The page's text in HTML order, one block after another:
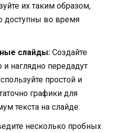
их таким образом,
доступны во время
слайды: Создайте
наглядно передадут
простой и
графики для
текста на слайде.
несколько пробных